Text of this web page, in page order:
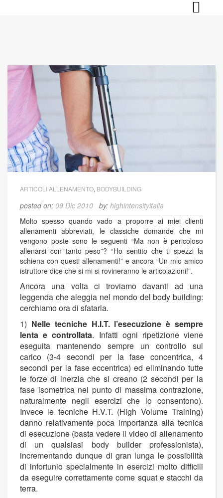
ARTICOLI ALLENAMENTO, BODYBUILDING
posted on: 09 Dic 2010 by: highintensityitalia
Molto spesso quando vado a proporre ai miei clienti
allenamenti abbreviati, le classiche domande che mi
vengono poste sono le seguenti “Ma non è pericoloso
allenarsi con tanto peso”? “Ho sentito che ti spezzi la
schiena con questi allenamenti!” e ancora “Un mio amico
istruttore dice che si mi si rovineranno le articolazioni!”.
Ancora una volta ci troviamo davanti ad una
leggenda che aleggia nel mondo del body building:
cerchiamo ora di sfatarla.
1) Nelle tecniche H.I.T. l’esecuzione è sempre
lenta e controllata. Infatti ogni ripetizione viene
eseguita mantenendo sempre un controllo sul
carico (3-4 secondi per la fase concentrica, 4
secondi per la fase eccentrica) ed eliminando tutte
le forze di inerzia che si creano (2 secondi per la
fase isometrica nel punto di massima contrazione,
naturalmente negli esercizi che lo consentono).
Invece le tecniche H.V.T. (High Volume Training)
danno relativamente poca importanza alla tecnica
di esecuzione (basta vedere il video di allenamento
di un qualsiasi body builder professionista),
incrementando dunque di gran lunga le possibilità
di infortunio specialmente in esercizi molto difficili
da eseguire correttamente come squat e stacchi da
terra.